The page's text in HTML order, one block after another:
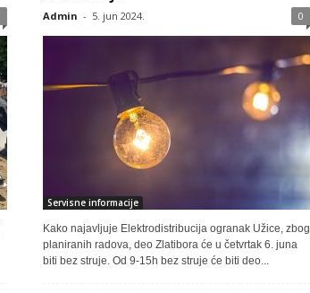
Admin - 5. jun 2024. 0
Servisne informacije
Kako najavljuje Elektrodistribucija ogranak Užice, zbog
planiranih radova, deo Zlatibora će u četvrtak 6. juna
biti bez struje. Od 9-15h bez struje će biti deo...